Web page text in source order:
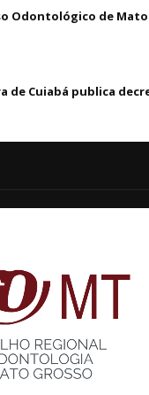
Odontológico de
de Cuiabá publica